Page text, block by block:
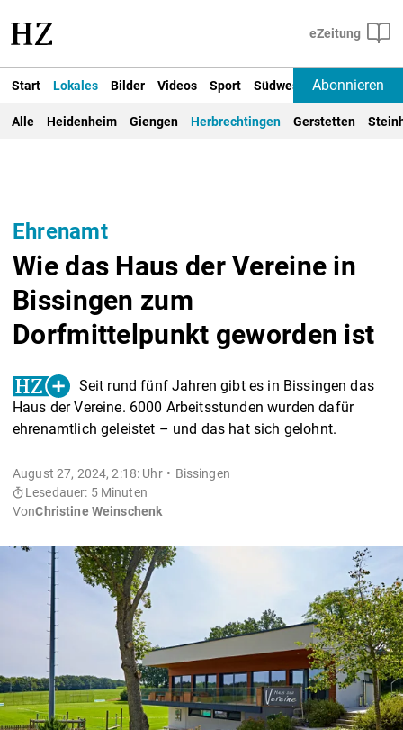
Start Lokales Bilder Videos Sport Südwest Deutschland
Abonnieren
Alle Heidenheim Giengen Herbrechtingen Gerstetten
Ehrenamt
Wie das Haus der Vereine in
Bissingen zum
Dorfmittelpunkt geworden ist
Seit rund fünf Jahren gibt es in Bissingen das
Haus der Vereine. 6000 Arbeitsstunden wurden dafür
ehrenamtlich geleistet – und das hat sich gelohnt.
August 27, 2024, 2:18: Uhr
Bissingen
Lesedauer: 5 Minuten
VonChristine Weinschenk